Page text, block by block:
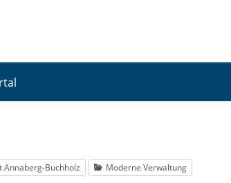
Annaberg-Buchholz Moderne Verwaltung